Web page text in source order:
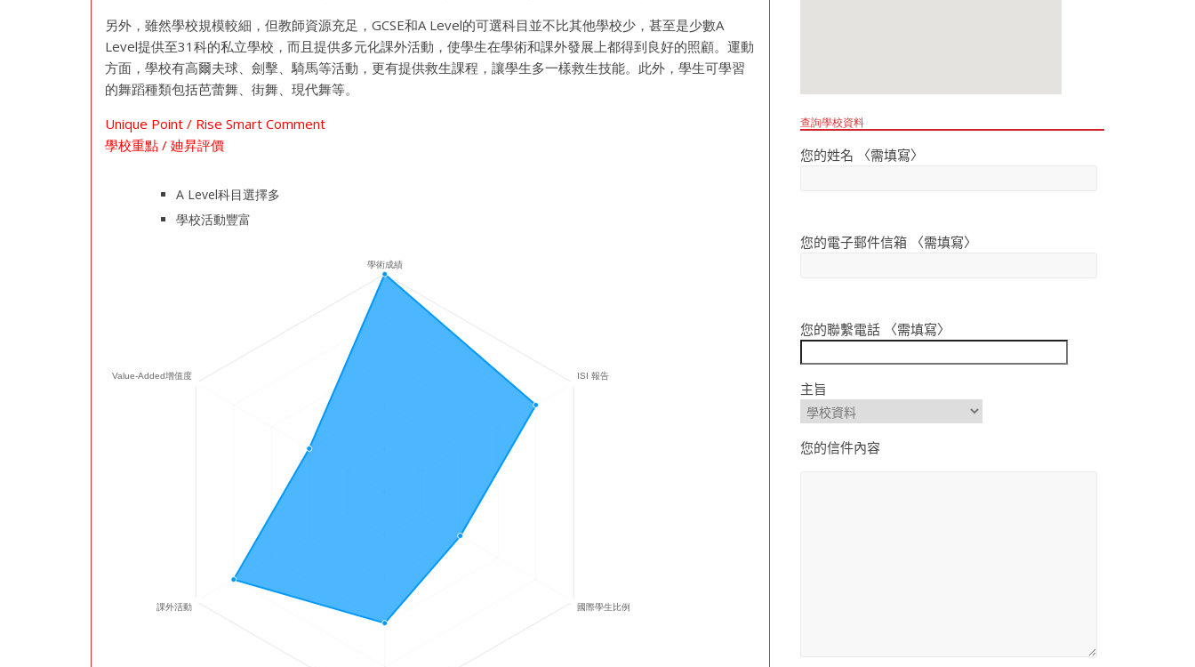
另外，雖然學校規模較細，但教師資源充足，GCSE和A Level的可選科目並不比其他學校少，甚至是少數A
Level提供至31科的私立學校，而且提供多元化課外活動，使學生在學術和課外發展上都得到良好的照顧。運動
方面，學校有高爾夫球、劍擊、騎馬等活動，更有提供救生課程，讓學生多一樣救生技能。此外，學生可學習
的舞蹈種類包括芭蕾舞、街舞、現代舞等。
Unique Point / Rise Smart Comment
學校重點 / 廸昇評價
A Level科目選擇多
學校活動豐富
查詢學校資料
您的姓名 〈需填寫〉
您的電子郵件信箱 〈需填寫〉
您的聯繫電話 〈需填寫〉
主旨
您的信件內容